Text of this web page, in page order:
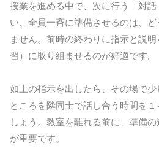
授業を進める中で、次に行う「対
い、全員一斉に準備させるのは、ど
ません。前時の終わりに指示と説
習）に取り組ませるのが好適です。
如上の指示を出したら、その場で
ところを隣同士で話し合う時間を
しょう。教室を離れる前に、準備
が重要です。